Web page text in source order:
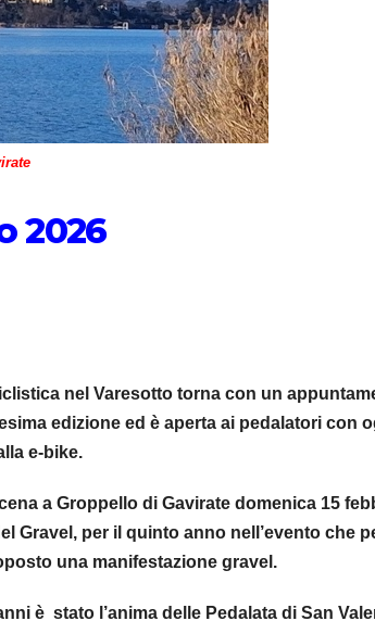
2026
nel Varesotto torna con un
edizione ed è aperta ai pedalatori con
e-bike.
a Groppello di Gavirate domenica 15
Gravel, per il quinto anno nell’evento che
una manifestazione gravel.
è stato l’anima delle Pedalata di San